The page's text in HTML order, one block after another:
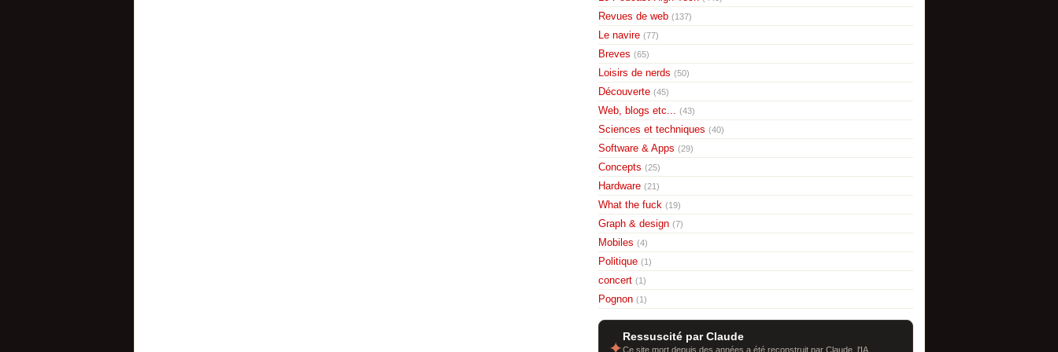
Revues de web (137)
Le navire (77)
Breves (65)
Loisirs de nerds (50)
Découverte (45)
Web, blogs etc... (43)
Sciences et techniques (40)
Software & Apps (29)
Concepts (25)
Hardware (21)
What the fuck (19)
Graph & design (7)
Mobiles (4)
Politique (1)
concert (1)
Pognon (1)
Ressuscité par Claude
Ce site mort depuis des années a été reconstruit par Claude, l'IA